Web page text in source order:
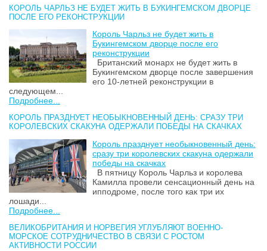
КОРОЛЬ ЧАРЛЬЗ НЕ БУДЕТ ЖИТЬ В БУКИНГЕМСКОМ ДВОРЦЕ
ПОСЛЕ ЕГО РЕКОНСТРУКЦИИ
Король Чарльз не будет жить в
Букингемском дворце после его
реконструкции
Британский монарх не будет жить в
Букингемском дворце после завершения
его 10-летней реконструкции в
следующем...
Подробнее...
КОРОЛЬ ПРАЗДНУЕТ НЕОБЫКНОВЕННЫЙ ДЕНЬ: СРАЗУ ТРИ
КОРОЛЕВСКИХ СКАКУНА ОДЕРЖАЛИ ПОБЕДЫ НА СКАЧКАХ
Король празднует необыкновенный день:
сразу три королевских скакуна одержали
победы на скачках
В пятницу Король Чарльз и королева
Камилла провели сенсационный день на
ипподроме, после того как три их
лошади...
Подробнее...
ВЕЛИКОБРИТАНИЯ И НОРВЕГИЯ УГЛУБЛЯЮТ ВОЕННО-
МОРСКОЕ СОТРУДНИЧЕСТВО В СВЯЗИ С РОСТОМ
АКТИВНОСТИ РОССИИ